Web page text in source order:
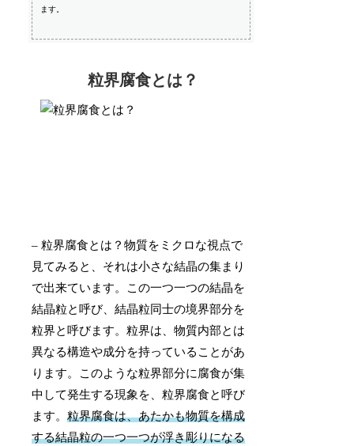
ます。
粒界腐食とは？
– 粒界腐食とは？物質をミクロな視点で
見てみると、それは小さな結晶の集まり
で出来ています。この一つ一つの結晶を
結晶粒と呼び、結晶粒同士の境界部分を
粒界と呼びます。粒界は、物質内部とは
異なる構造や成分を持っていることがあ
ります。このような粒界部分に腐食が集
中して発生する現象を、粒界腐食と呼び
ます。粒界腐食は、あたかも物質を構成
する結晶粒の一つ一つが浮き彫りになる